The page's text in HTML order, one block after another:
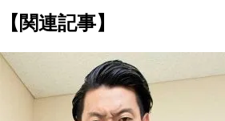
【関連記事】